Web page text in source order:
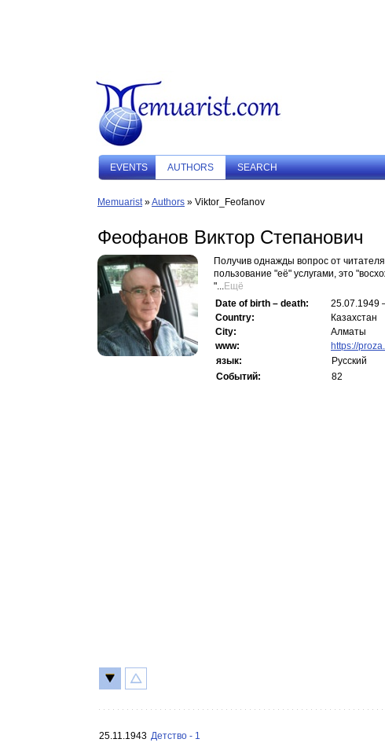
EVENTS AUTHORS SEARCH
Memuarist»Authors » Viktor_Feofanov
Феофанов Виктор Степанович
Получив однажды вопрос от
пользование "её" услугами, это
"...Ещё
Date of birth – death:
25.07.1949
Country:
Казахстан
City:
Алматы
www:
https://
язык:
Русский
Событий:
82
25.11.1943 Детство - 1